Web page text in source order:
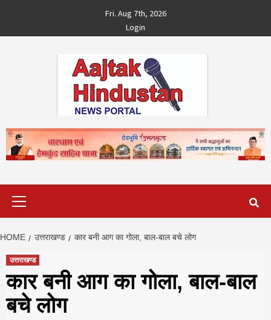
content
Fri. Aug 7th, 2026
Login
HOME उत्तराखण्ड कार बनी आग का गोला, बाल-बाल बचे लोग
उत्तराखण्ड
कार बनी आग का गोला, बाल-बाल
बचे लोग